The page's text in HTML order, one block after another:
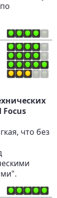
Focus
что без